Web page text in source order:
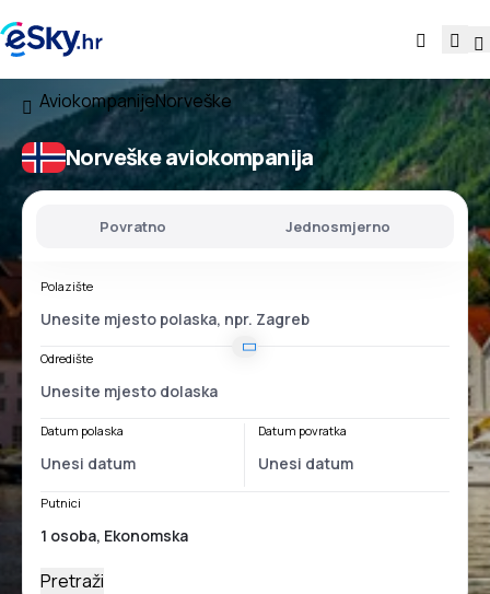
AviokompanijeNorveške
Norveške aviokompanija
Povratno Jednosmjerno
Polazište
Odredište
Datum polaska Datum povratka
Putnici
Pretraži